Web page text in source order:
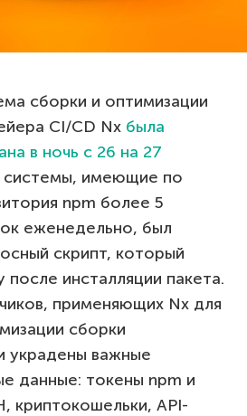
сборки и оптимизации
CI/CD Nx была
в ночь с 26 на 27
системы, имеющие по
npm более 5
еженедельно, был
скрипт, который
после инсталляции пакета.
применяющих Nx для
сборки
украдены важные
данные: токены npm и
криптокошельки, API-